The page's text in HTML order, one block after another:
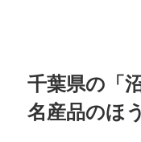
千葉県の「
名産品のほ